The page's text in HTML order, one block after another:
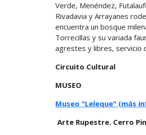
Verde, Menéndez,
Rivadavia y Arrayanes
encuentra un bosque
Torrecillas y su variada
agrestes y libres, servicio
Circuito Cultural
MUSEO
Museo "Leleque" (más
Arte Rupestre. Cerro